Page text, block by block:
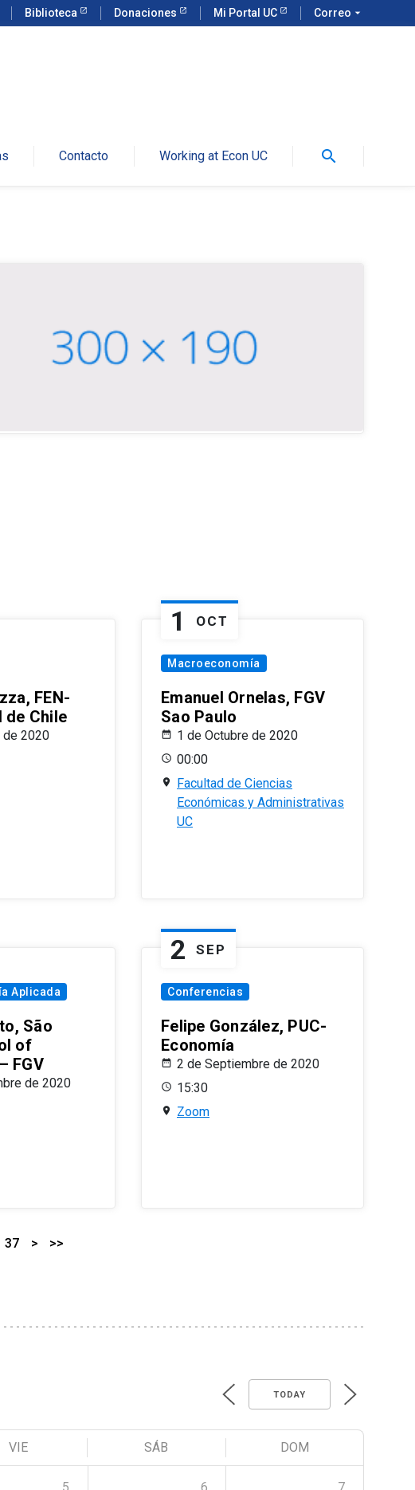
Biblioteca Donaciones Mi Portal UC Correo arrow_drop_down
Contacto Working at Econ UC search
FEN-
de Chile
de 2020
1 OCT
Macroeconomía
Emanuel Ornelas, FGV
Sao Paulo
1 de Octubre de 2020
00:00
Facultad de Ciencias
Económicas y Administrativas
UC
Aplicada
São
of
FGV
de 2020
2 SEP
Conferencias
Felipe González, PUC-
Economía
2 de Septiembre de 2020
15:30
Zoom
37 > >>
TODAY
VIE SÁB DOM